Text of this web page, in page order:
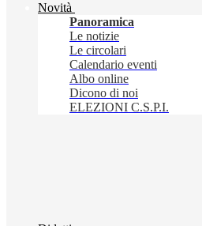
Novità
Panoramica
Le notizie
Le circolari
Calendario eventi
Albo online
Dicono di noi
ELEZIONI C.S.P.I.